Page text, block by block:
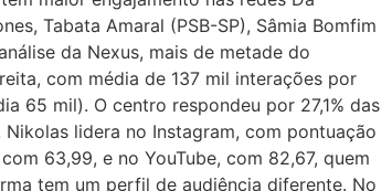
Tabata Amaral (PSB-SP), Sâmia Bomfim
da Nexus, mais de metade do
com média de 137 mil interações por
65 mil). O centro respondeu por 27,1% das
lidera no Instagram, com pontuação
63,99, e no YouTube, com 82,67, quem
tem um perfil de audiência diferente. No